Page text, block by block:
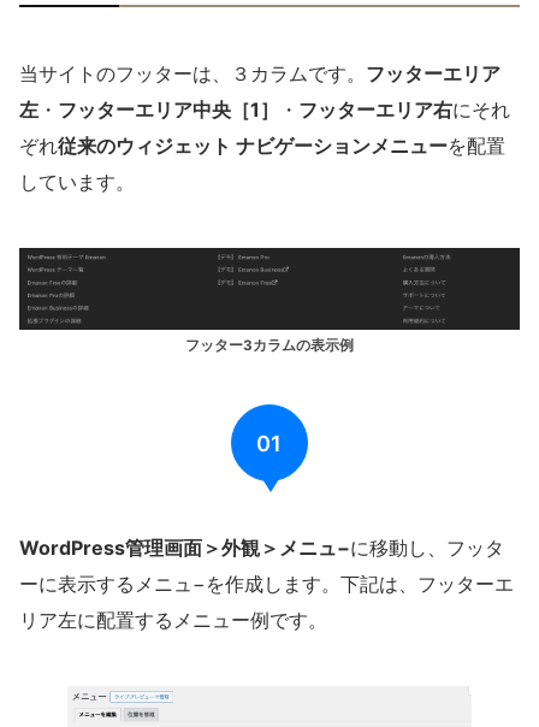
当サイトのフッターは、３カラムです。 フッターエリア
左 ・ フッターエリア中央［1］ ・ フッターエリア右にそれ
ぞれ従来のウィジェット ナビゲーションメニューを配置
しています。
フッター3カラムの表示例
01
WordPress管理画面＞外観＞メニュ−に移動し、フッタ
ーに表示するメニュ−を作成します。下記は、フッターエ
リア左に配置するメニュー例です。